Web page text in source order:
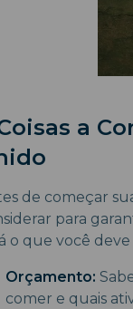
a
de começar
para
o que você
Orçamento:
comer e quais